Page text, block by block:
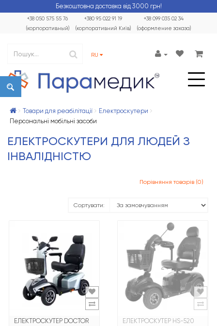
Безкоштовна доставка від 3000 грн!
+38 099 035 02 34
(оформление заказа)
+38 050 575 55 76
(корпоративный)
+380 95 022 91 19
(корпоративний Київ)
RU
Товари для реабілітації
Електроскутери
Персональні мобільні засоби
ЕЛЕКТРОСКУТЕРИ ДЛЯ ЛЮДЕЙ З
ІНВАЛІДНІСТЮ
Порівняння товарів (0)
Сортувати:
ЕЛЕКТРОСКУТЕР DOCTOR
ЕЛЕКТРОСКУТЕР HS-520